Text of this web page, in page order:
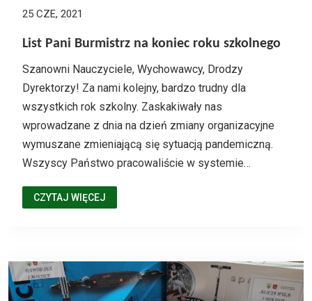
25 CZE, 2021
List Pani Burmistrz na koniec roku szkolnego
Szanowni Nauczyciele, Wychowawcy, Drodzy
Dyrektorzy! Za nami kolejny, bardzo trudny dla
wszystkich rok szkolny. Zaskakiwały nas
wprowadzane z dnia na dzień zmiany organizacyjne
wymuszane zmieniającą się sytuacją pandemiczną.
Wszyscy Państwo pracowaliście w systemie…
CZYTAJ WIĘCEJ